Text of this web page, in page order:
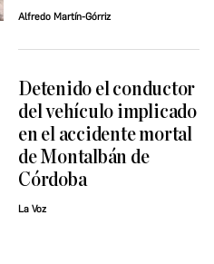
Alfredo Martín-Górriz
Detenido el conductor
del vehículo implicado
en el accidente mortal
de Montalbán de
Córdoba
La Voz